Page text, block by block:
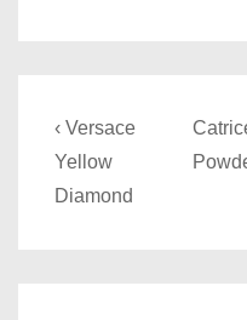
Bericht
navigatie
Previous
Post
is
‹ Versace
Yellow
Diamond
Next
Post